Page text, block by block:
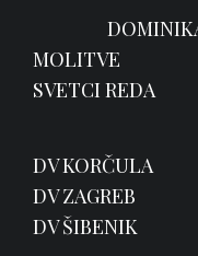
MOLITVE
SVETCI REDA
DV KORČULA
DV ZAGREB
DV ŠIBENIK